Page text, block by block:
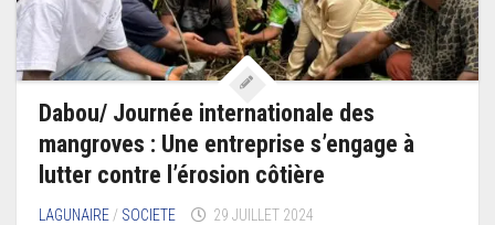
Dabou/ Journée internationale des
mangroves : Une entreprise s’engage à
lutter contre l’érosion côtière
LAGUNAIRE / SOCIETE 29 JUILLET 2024